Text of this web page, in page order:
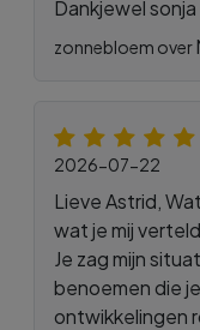
Dankjewel sonja
zonnebloem over
2026-07-22
Lieve Astrid,
wat je mij
Je zag mijn
benoemen die
ontwikkelingen